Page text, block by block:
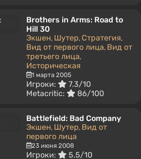
Brothers in Arms: Road to
Hill 30
Экшен, Шутер, Стратегия,
Вид от первого лица, Вид от
третьего лица,
Историческая
1 марта 2005
Игроки:
7.3/10
Metacritic:
86/100
Battlefield: Bad Company
Экшен, Шутер, Вид от
первого лица
23 июня 2008
Игроки:
5.5/10